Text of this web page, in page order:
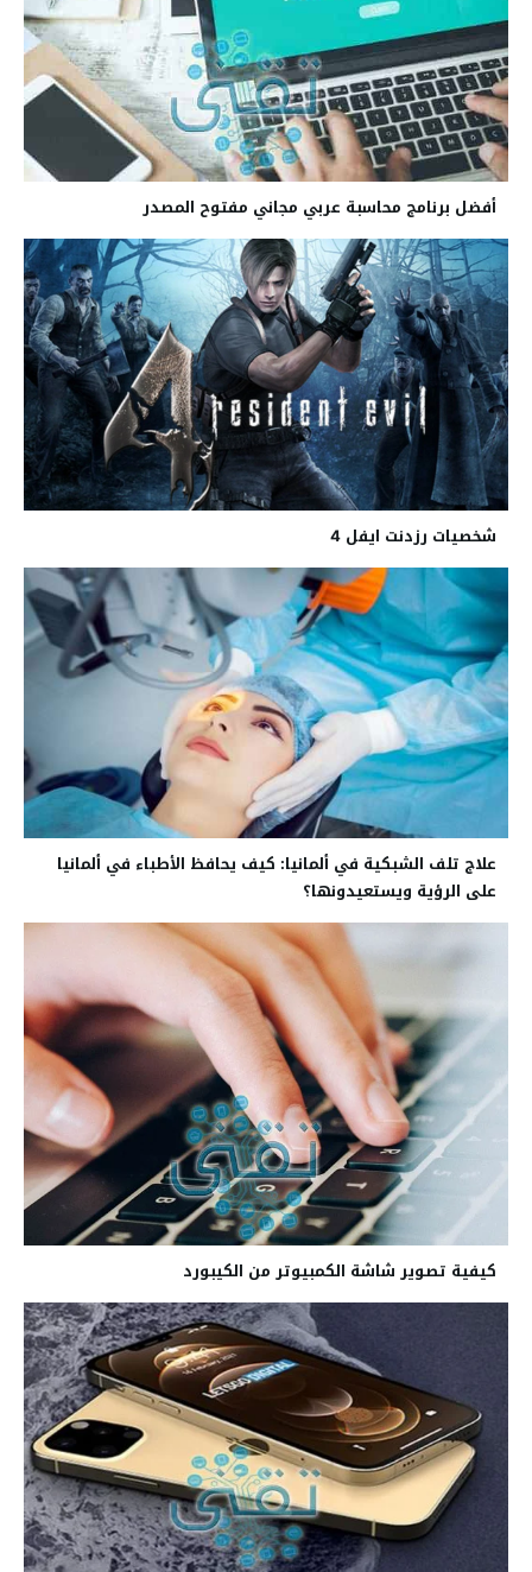
أفضل برنامج محاسبة عربي مجاني مفتوح المصدر
شخصيات رزدنت ايفل 4
علاج تلف الشبكية في ألمانيا: كيف يحافظ الأطباء في ألمانيا
على الرؤية ويستعيدونها؟
كيفية تصوير شاشة الكمبيوتر من الكيبورد